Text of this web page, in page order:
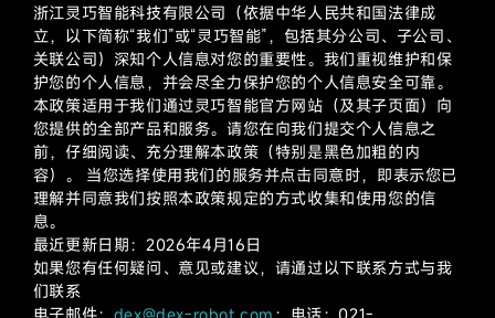
浙江灵巧智能科技有限公司（依据中华人民共和国法律成
立，以下简称“我们”或“灵巧智能”，包括其分公司、子公司、
关联公司）深知个人信息对您的重要性。我们重视维护和保
护您的个人信息，并会尽全力保护您的个人信息安全可靠。
本政策适用于我们通过灵巧智能官方网站（及其子页面）向
您提供的全部产品和服务。请您在向我们提交个人信息之
前，仔细阅读、充分理解本政策（特别是黑色加粗的内
容）。 当您选择使用我们的服务并点击同意时，即表示您已
理解并同意我们按照本政策规定的方式收集和使用您的信
息。
最近更新日期：2026年4月16日
如果您有任何疑问、意见或建议，请通过以下联系方式与我
们联系